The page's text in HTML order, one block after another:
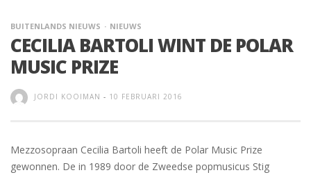
BUITENLANDS NIEUWS NIEUWS
CECILIA BARTOLI WINT DE POLAR
MUSIC PRIZE
JORDI KOOIMAN - 10 FEBRUARI 2016
Mezzosopraan Cecilia Bartoli heeft de Polar Music Prize
gewonnen. De in 1989 door de Zweedse popmusicus Stig